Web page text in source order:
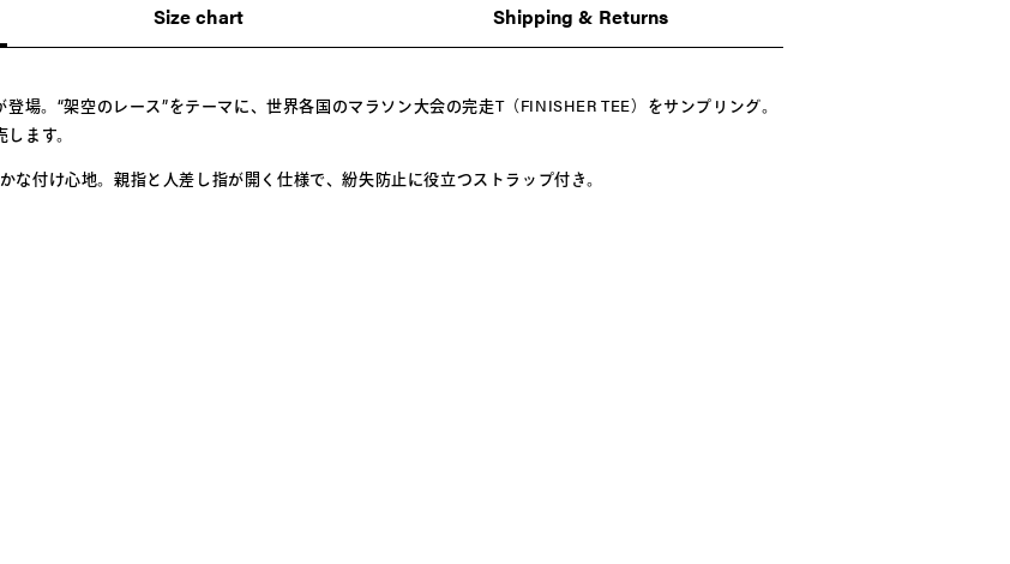
Size chart Shipping & Returns
場。“架空のレース”をテーマに、世界各国のマラソン大会の完走T（FINISHER TEE）をサンプリング。
ます。
付け心地。親指と人差し指が開く仕様で、紛失防止に役立つストラップ付き。